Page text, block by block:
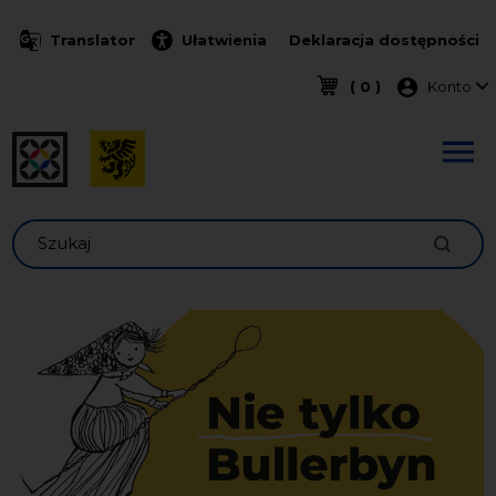
Translator Ułatwienia Deklaracja dostępności
( 0 ) Menu
Konto
Szukaj